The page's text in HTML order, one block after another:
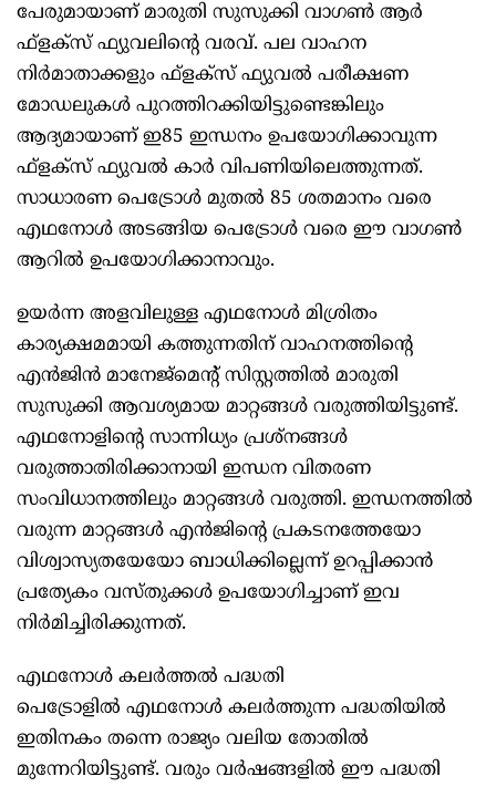
പേരുമായാണ് മാരുതി സുസുക്കി വാഗണ്‍ ആര്‍
ഫ്‌ളക്‌സ് ഫ്യുവലിന്റെ വരവ്. പല വാഹന
നിര്‍മാതാക്കളും ഫ്‌ളക്‌സ് ഫ്യുവല്‍ പരീക്ഷണ
മോഡലുകള്‍ പുറത്തിറക്കിയിട്ടുണ്ടെങ്കിലും
ആദ്യമായാണ് ഇ85 ഇന്ധനം ഉപയോഗിക്കാവുന്ന
ഫ്‌ളക്‌സ് ഫ്യുവല്‍ കാര്‍ വിപണിയിലെത്തുന്നത്.
സാധാരണ പെട്രോള്‍ മുതല്‍ 85 ശതമാനം വരെ
എഥനോള്‍ അടങ്ങിയ പെട്രോള്‍ വരെ ഈ വാഗണ്‍
ആറില്‍ ഉപയോഗിക്കാനാവും.
ഉയര്‍ന്ന അളവിലുള്ള എഥനോള്‍ മിശ്രിതം
കാര്യക്ഷമമായി കത്തുന്നതിന് വാഹനത്തിന്റെ
എന്‍ജിന്‍ മാനേജ്‌മെന്റ് സിസ്റ്റത്തില്‍ മാരുതി
സുസുക്കി ആവശ്യമായ മാറ്റങ്ങള്‍ വരുത്തിയിട്ടുണ്ട്.
എഥനോളിന്റെ സാന്നിധ്യം പ്രശ്‌നങ്ങള്‍
വരുത്താതിരിക്കാനായി ഇന്ധന വിതരണ
സംവിധാനത്തിലും മാറ്റങ്ങള്‍ വരുത്തി. ഇന്ധനത്തില്‍
വരുന്ന മാറ്റങ്ങള്‍ എന്‍ജിന്റെ പ്രകടനത്തേയോ
വിശ്വാസ്യതയേയോ ബാധിക്കില്ലെന്ന് ഉറപ്പിക്കാന്‍
പ്രത്യേകം വസ്തുക്കള്‍ ഉപയോഗിച്ചാണ് ഇവ
നിര്‍മിച്ചിരിക്കുന്നത്.
എഥനോള്‍ കലര്‍ത്തല്‍ പദ്ധതി
പെട്രോളില്‍ എഥനോള്‍ കലര്‍ത്തുന്ന പദ്ധതിയില്‍
ഇതിനകം തന്നെ രാജ്യം വലിയ തോതില്‍
മുന്നേറിയിട്ടുണ്ട്. വരും വര്‍ഷങ്ങളില്‍ ഈ പദ്ധതി